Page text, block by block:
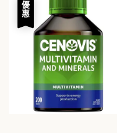
優惠